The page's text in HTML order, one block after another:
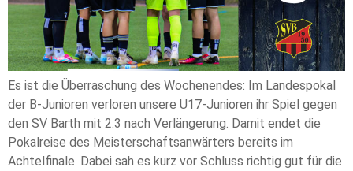
Es ist die Überraschung des Wochenendes: Im Landespokal
der B-Junioren verloren unsere U17-Junioren ihr Spiel gegen
den SV Barth mit 2:3 nach Verlängerung. Damit endet die
Pokalreise des Meisterschaftsanwärters bereits im
Achtelfinale. Dabei sah es kurz vor Schluss richtig gut für die